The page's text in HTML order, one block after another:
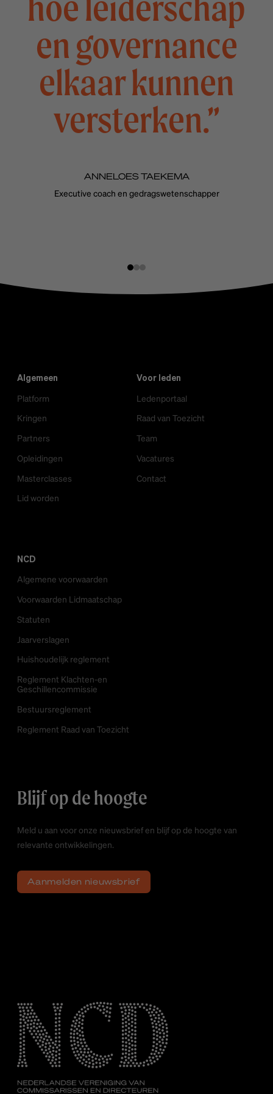
en governance
elkaar kunnen
versterken.”
ANNELOES TAEKEMA
Executive coach en gedragswetenschapper
Slide
SlideSlide
Algemeen
Platform
Kringen
Partners
Opleidingen
Masterclasses
Lid worden
Voor leden
Ledenportaal
Raad van Toezicht
Team
Vacatures
Contact
NCD
Algemene voorwaarden
Voorwaarden Lidmaatschap
Statuten
Jaarverslagen
Huishoudelijk reglement
Reglement Klachten-en
Geschillencommissie
Bestuursreglement
Reglement Raad van Toezicht
Blijf op de hoogte
Meld u aan voor onze nieuwsbrief en blijf op de hoogte van
relevante ontwikkelingen.
Aanmelden nieuwsbrief